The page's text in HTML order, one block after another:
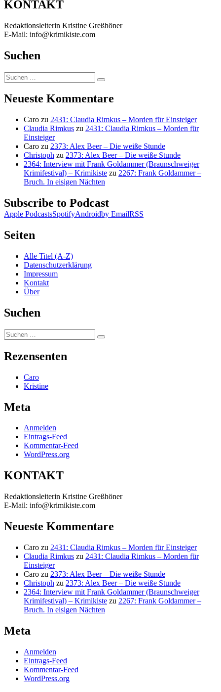
KONTAKT
Redaktionsleiterin Kristine Greßhöner
E-Mail: info@krimikiste.com
Suchen
Suchen
nach:
Suchen
Neueste Kommentare
Caro zu 2431: Claudia Rimkus – Morden für Einsteiger
Claudia Rimkus zu 2431: Claudia Rimkus – Morden für
Einsteiger
Caro zu 2373: Alex Beer – Die weiße Stunde
Christoph zu 2373: Alex Beer – Die weiße Stunde
2364: Interview mit Frank Goldammer (Braunschweiger
Krimifestival) – Krimikiste zu 2267: Frank Goldammer –
Bruch. In eisigen Nächten
Subscribe to Podcast
Apple PodcastsSpotifyAndroidby EmailRSS
Seiten
Alle Titel (A-Z)
Datenschutzerklärung
Impressum
Kontakt
Über
Suchen
Suchen
nach:
Suchen
Rezensenten
Caro
Kristine
Meta
Anmelden
Eintrags-Feed
Kommentar-Feed
WordPress.org
KONTAKT
Redaktionsleiterin Kristine Greßhöner
E-Mail: info@krimikiste.com
Neueste Kommentare
Caro zu 2431: Claudia Rimkus – Morden für Einsteiger
Claudia Rimkus zu 2431: Claudia Rimkus – Morden für
Einsteiger
Caro zu 2373: Alex Beer – Die weiße Stunde
Christoph zu 2373: Alex Beer – Die weiße Stunde
2364: Interview mit Frank Goldammer (Braunschweiger
Krimifestival) – Krimikiste zu 2267: Frank Goldammer –
Bruch. In eisigen Nächten
Meta
Anmelden
Eintrags-Feed
Kommentar-Feed
WordPress.org